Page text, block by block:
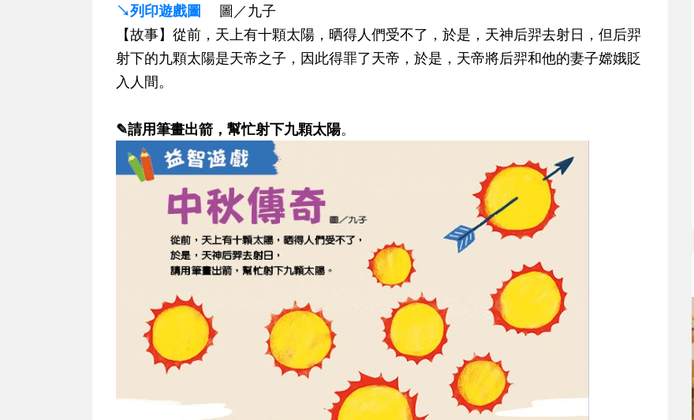
↘列印遊戲圖
圖／九子
【故事】從前，天上有十顆太陽，晒得人們受不了，於是，天神后羿去射日，但后羿
射下的九顆太陽是天帝之子，因此得罪了天帝，於是，天帝將后羿和他的妻子嫦娥貶
入人間。
✎請用筆畫出箭，幫忙射下九顆太陽。